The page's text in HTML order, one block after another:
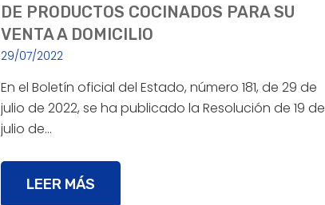
DE PRODUCTOS COCINADOS PARA SU
VENTA A DOMICILIO
29/07/2022
En el Boletín oficial del Estado, número 181, de 29 de
julio de 2022, se ha publicado la Resolución de 19 de
julio de…
LEER MÁS